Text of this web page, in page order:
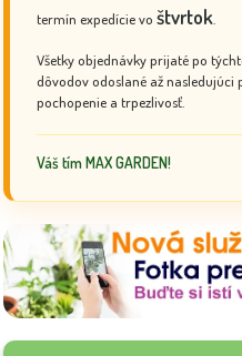
termín expedície vo štvrtok
Všetky objednávky prijaté po
dôvodov odoslané až nasledujúci
pochopenie a trpezlivosť.
Váš tím MAX GARDEN!